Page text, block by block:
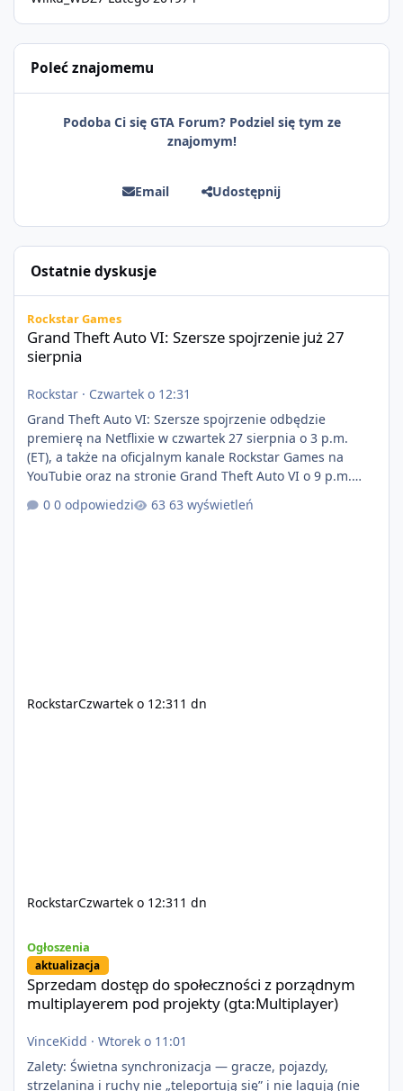
Poleć znajomemu
Podoba Ci się GTA Forum? Podziel się tym ze
znajomym!
Email Udostępnij
Ostatnie dyskusje
Rockstar Games
Grand Theft Auto VI: Szersze spojrzenie już 27
sierpnia
Rockstar · Czwartek o 12:31
Grand Theft Auto VI: Szersze spojrzenie odbędzie
premierę na Netflixie w czwartek 27 sierpnia o 3 p.m.
(ET), a także na oficjalnym kanale Rockstar Games na
YouTubie oraz na stronie Grand Theft Auto VI o 9 p.m.
(ET) 27 sierpnia. https://netflix.com/GTAVI Grand Theft
Auto VI będzie dostępne 19 listopada na PlayStation 5
0 odpowiedzi 63 wyświetleń
RockstarCzwartek o 12:31 1 dn
RockstarCzwartek o 12:31 1 dn
Ogłoszenia
aktualizacja
Sprzedam dostęp do społeczności z porządnym
multiplayerem pod projekty (gta:Multiplayer)
VinceKidd · Wtorek o 11:01
Zalety: Świetna synchronizacja — gracze, pojazdy,
strzelanina i ruchy nie „teleportują się” i nie lagują (nie